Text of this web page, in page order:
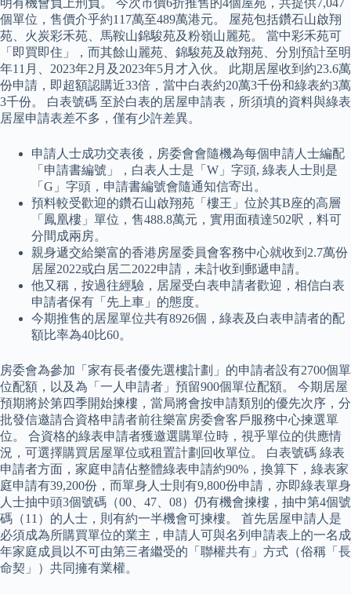
個單位，售價介乎約117萬至489萬港元。 屋苑包括鑽石山啟翔
苑、火炭彩禾苑、馬鞍山錦駿苑及粉嶺山麗苑。 當中彩禾苑可
「即買即住」，而其餘山麗苑、錦駿苑及啟翔苑、分別預計至明
年11月、2023年2月及2023年5月才入伙。 此期居屋收到約23.6萬
份申請，即超額認購近33倍，當中白表約20萬3千份和綠表約3萬
3千份。 白表號碼 至於白表的居屋申請表，所須填的資料與綠表
居屋申請表差不多，僅有少許差異。
申請人士成功交表後，房委會會隨機為每個申請人士編配
「申請書編號」，白表人士是「W」字頭, 綠表人士則是
「G」字頭，申請書編號會隨通知信寄出。
預料較受歡迎的鑽石山啟翔苑「樓王」位於其B座的高層
「鳳凰樓」單位，售488.8萬元，實用面積達502呎，料可
分間成兩房。
親身遞交給樂富的香港房屋委員會客務中心就收到2.7萬份
居屋2022或白居二2022申請，未計收到郵遞申請。
他又稱，按過往經驗，居屋受白表申請者歡迎，相信白表
申請者保有「先上車」的態度。
今期推售的居屋單位共有8926個，綠表及白表申請者的配
額比率為40比60。
房委會為參加「家有長者優先選樓計劃」的申請者設有2700個單
位配額，以及為「一人申請者」預留900個單位配額。 今期居屋
預期將於第四季開始揀樓，當局將會按申請類別的優先次序，分
批發信邀請合資格申請者前往樂富房委會客戶服務中心揀選單
位。 合資格的綠表申請者獲邀選購單位時，視乎單位的供應情
況，可選擇購買居屋單位或租置計劃回收單位。 白表號碼 綠表
申請者方面，家庭申請佔整體綠表申請約90%，換算下，綠表家
庭申請有39,200份，而單身人士則有9,800份申請，亦即綠表單身
人士抽中頭3個號碼（00、47、08）仍有機會揀樓，抽中第4個號
碼（11）的人士，則有約一半機會可揀樓。 首先居屋申請人是
必須成為所購買單位的業主，申請人可與名列申請表上的一名成
年家庭成員以不可由第三者繼受的「聯權共有」方式（俗稱「長
命契」）共同擁有業權。